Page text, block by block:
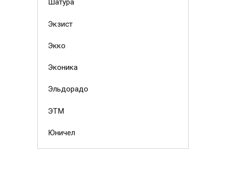
Шатура
Экзист
Экко
Эконика
Эльдорадо
ЭТМ
Юничел